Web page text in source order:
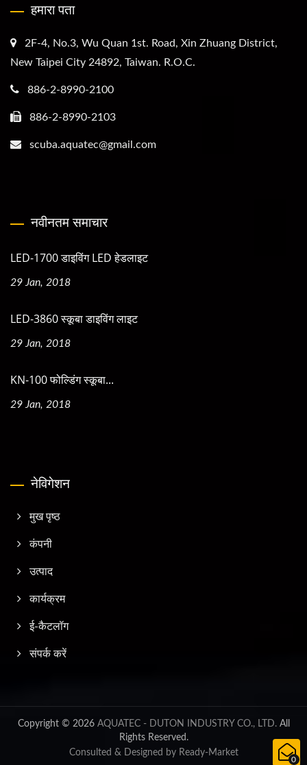
0
हमारा पता
2F-4, No.3, Wu Quan 1st. Road, Xin Zhuang District,
New Taipei City 24892, Taiwan. R.O.C.
886-2-8990-2100
886-2-8990-2103
scuba.aquatec@gmail.com
नवीनतम समाचार
LED-1700 डाइविंग LED हेडलाइट
29 Jan, 2018
LED-3860 स्कूबा डाइविंग लाइट
29 Jan, 2018
KN-100 फोल्डिंग स्कूबा...
29 Jan, 2018
नेविगेशन
मुख पृष्ठ
कंपनी
उत्पाद
कार्यक्रम
ई-कैटलॉग
संपर्क करें
Copyright © 2026 AQUATEC - DUTON INDUSTRY CO., LTD.All
Rights Reserved.
Consulted & Designed by Ready-Market